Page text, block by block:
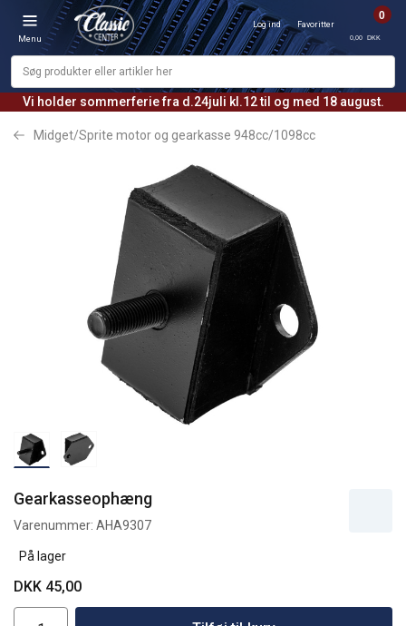
Vi holder sommerferie fra d.24juli kl.12 til og med 18 august.
Menu
Log ind Favoritter
0
0,00 DKK
Midget/Sprite motor og gearkasse 948cc/1098cc
Gearkasseophæng
Varenummer: AHA9307
På lager
DKK 45,00